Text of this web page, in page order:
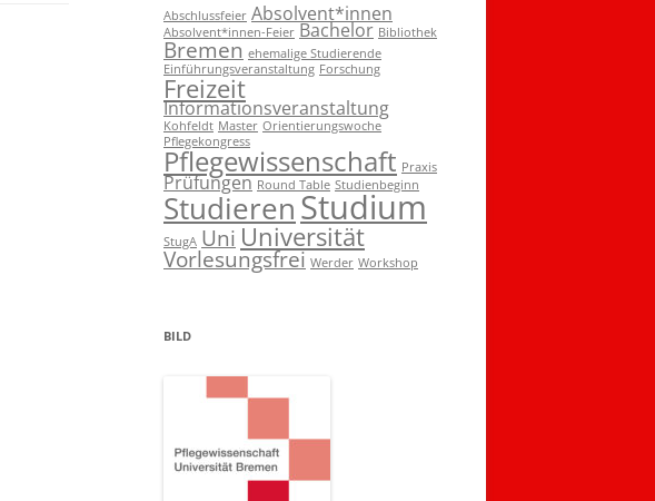
Abschlussfeier Absolvent*innen
Absolvent*innen-Feier Bachelor Bibliothek
Bremen ehemalige Studierende
Einführungsveranstaltung Forschung
Freizeit
Informationsveranstaltung
Kohfeldt Master Orientierungswoche
Pflegekongress
Pflegewissenschaft Praxis
Prüfungen Round Table Studienbeginn
StudierenStudium
StugA Uni Universität
Vorlesungsfrei Werder Workshop
BILD